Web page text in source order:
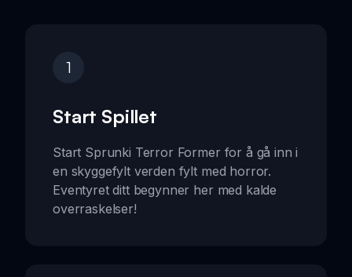
1
Start Spillet
Start Sprunki Terror Former for å gå inn i
en skyggefylt verden fylt med horror.
Eventyret ditt begynner her med kalde
overraskelser!